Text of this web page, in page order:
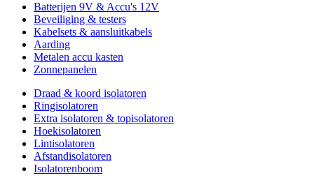
Batterijen 9V & Accu's 12V
Beveiliging & testers
Kabelsets & aansluitkabels
Aarding
Metalen accu kasten
Zonnepanelen
Draad & koord isolatoren
Ringisolatoren
Extra isolatoren & topisolatoren
Hoekisolatoren
Lintisolatoren
Afstandisolatoren
Isolatorenboom